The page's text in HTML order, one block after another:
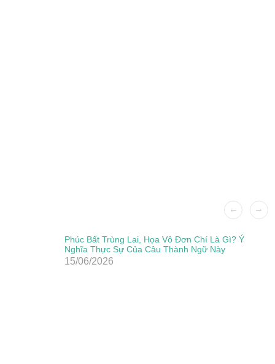
Phúc Bất Trùng Lai, Họa Vô Đơn Chí Là Gì? Ý
Nghĩa Thực Sự Của Câu Thành Ngữ Này
15/06/2026